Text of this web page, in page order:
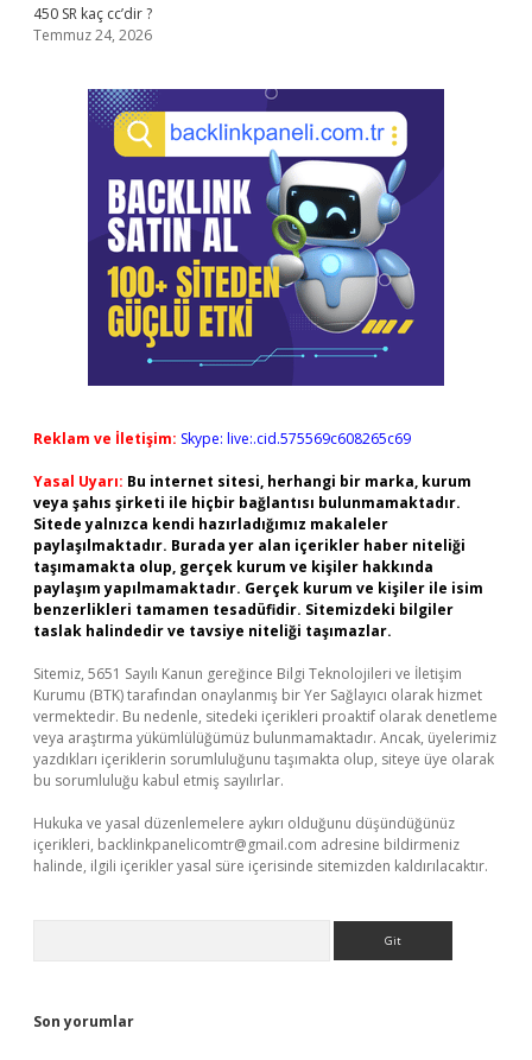
450 SR kaç cc’dir ?
Temmuz 24, 2026
Reklam ve İletişim: Skype: live:.cid.575569c608265c69
Yasal Uyarı: Bu internet sitesi, herhangi bir marka, kurum
veya şahıs şirketi ile hiçbir bağlantısı bulunmamaktadır.
Sitede yalnızca kendi hazırladığımız makaleler
paylaşılmaktadır. Burada yer alan içerikler haber niteliği
taşımamakta olup, gerçek kurum ve kişiler hakkında
paylaşım yapılmamaktadır. Gerçek kurum ve kişiler ile isim
benzerlikleri tamamen tesadüfidir. Sitemizdeki bilgiler
taslak halindedir ve tavsiye niteliği taşımazlar.
Sitemiz, 5651 Sayılı Kanun gereğince Bilgi Teknolojileri ve İletişim
Kurumu (BTK) tarafından onaylanmış bir Yer Sağlayıcı olarak hizmet
vermektedir. Bu nedenle, sitedeki içerikleri proaktif olarak denetleme
veya araştırma yükümlülüğümüz bulunmamaktadır. Ancak, üyelerimiz
yazdıkları içeriklerin sorumluluğunu taşımakta olup, siteye üye olarak
bu sorumluluğu kabul etmiş sayılırlar.
Hukuka ve yasal düzenlemelere aykırı olduğunu düşündüğünüz
içerikleri, backlinkpanelicomtr@gmail.com adresine bildirmeniz
halinde, ilgili içerikler yasal süre içerisinde sitemizden kaldırılacaktır.
Son yorumlar